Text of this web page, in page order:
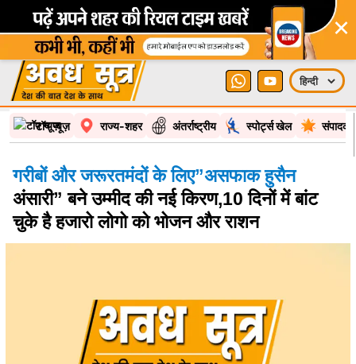
×
टॉप न्यूज़ राज्य-शहर अंतर्राष्ट्रीय स्पोर्ट्स खेल
गरीबों और जरूरतमंदों के लिए”असफाक हुसैन
अंसारी” बने उम्मीद की नई किरण,10 दिनों में बांट
चुके है हजारो लोगो को भोजन और राशन